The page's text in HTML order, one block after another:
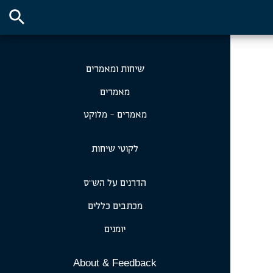
search
שיחות ומאמרים
מאמרים
מאמרים - מלוקט
לקוטי שיחות
הדרנים על הש״ס
מכתבים כללים
יומנים
About & Feedback